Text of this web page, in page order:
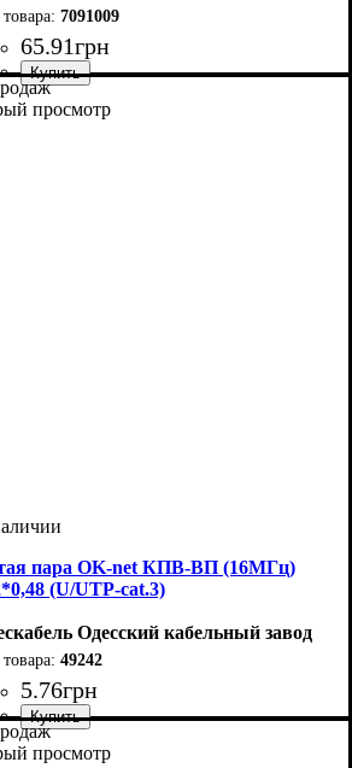
7091009
65.91грн
: S/FTP
просмотр
пара OK-net КПВ-ВП (16МГц)
(U/UTP-cat.3)
Одесский кабельный завод
49242
5.76грн
: U/UTP
просмотр